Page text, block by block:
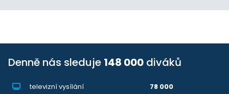
Denně nás sleduje 148 000 diváků
televizní vysílání
78 000